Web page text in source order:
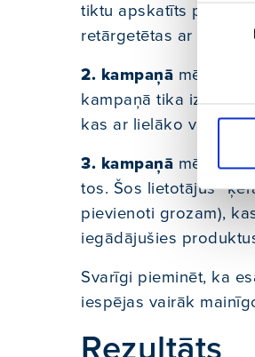
tiktu apskatīts pēc
retārgetētas ar
2. kampaņā mēs
kampaņā tika
kas ar lielāko
3. kampaņā mēs
tos. Šos lietotājus
pievienoti grozam),
iegādājušies
Svarīgi pieminēt, ka
iespējas vairāk
Rezultāts